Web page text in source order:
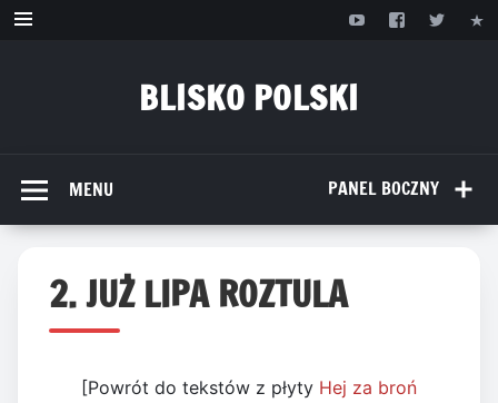
Przejdź
BLISKO POLSKI
PANEL BOCZNY
MENU
2. JUŻ LIPA ROZTULA
[Powrót do tekstów z płyty Hej za broń